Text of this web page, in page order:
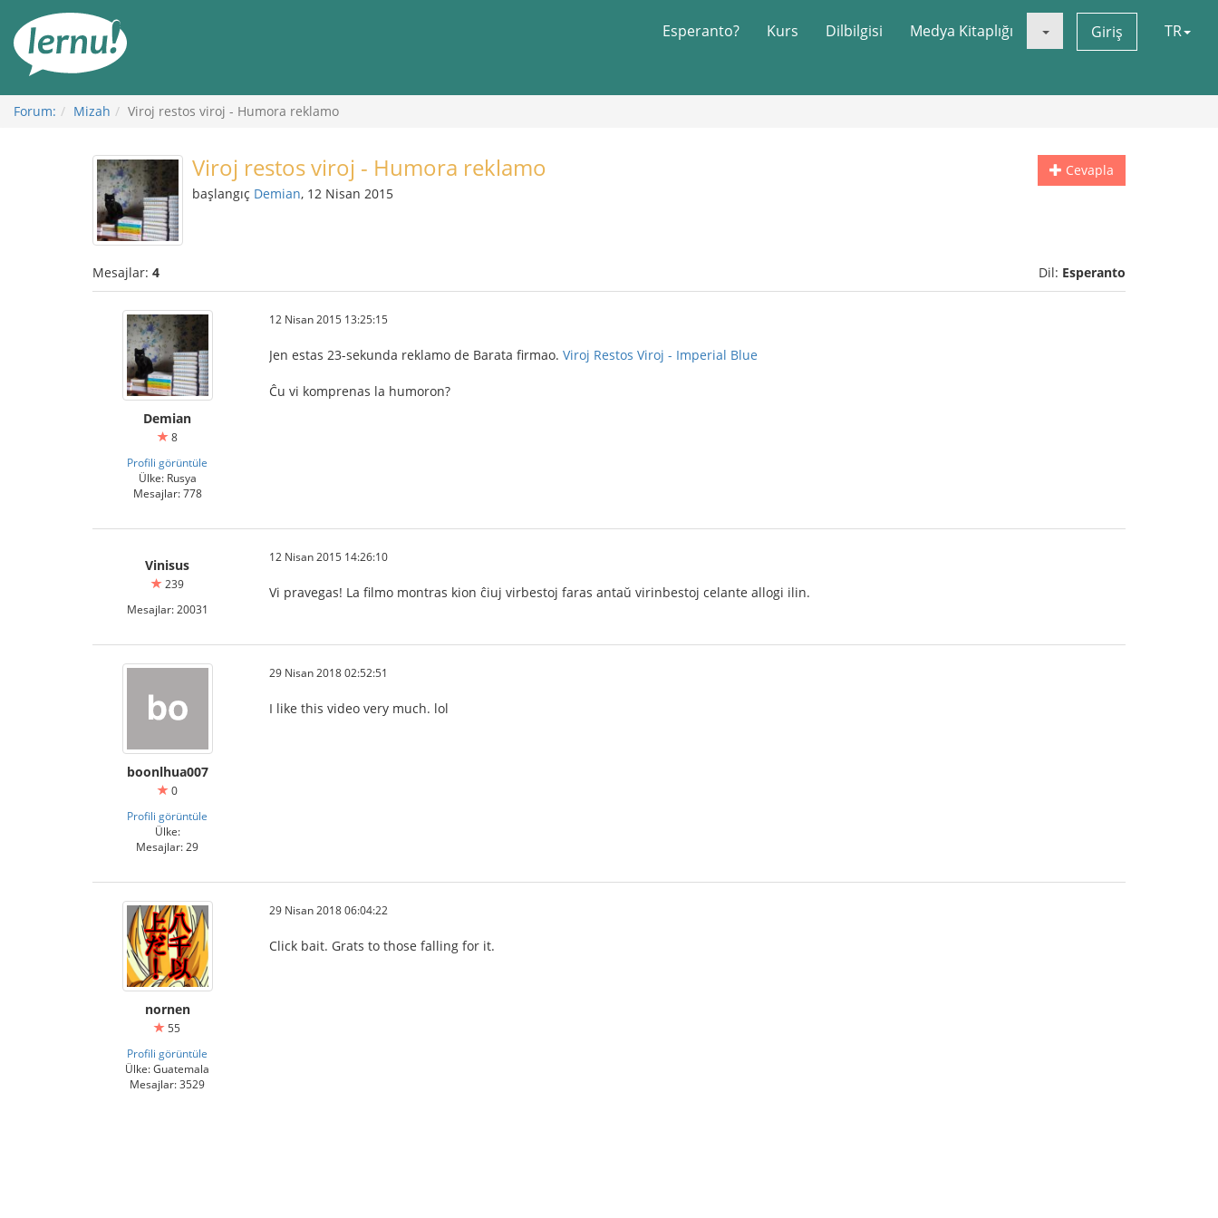
Görüntüleme
Esperanto? Kurs Dilbilgisi Medya Kitaplığı Giriş TR
Forum: Mizah Viroj restos viroj - Humora reklamo
Cevapla
Viroj restos viroj - Humora reklamo
başlangıç Demian, 12 Nisan 2015
Mesajlar: 4 Dil: Esperanto
Demian
8
Profili görüntüle
Ülke: Rusya
Mesajlar: 778
12 Nisan 2015 13:25:15
Jen estas 23-sekunda reklamo de Barata firmao. Viroj Restos Viroj - Imperial Blue
Ĉu vi komprenas la humoron?
Vinisus
239
Mesajlar: 20031
12 Nisan 2015 14:26:10
Vi pravegas! La filmo montras kion ĉiuj virbestoj faras antaŭ virinbestoj celante allogi ilin.
boonlhua007
0
Profili görüntüle
Ülke:
Mesajlar: 29
29 Nisan 2018 02:52:51
I like this video very much. lol
nornen
55
Profili görüntüle
Ülke: Guatemala
Mesajlar: 3529
29 Nisan 2018 06:04:22
Click bait. Grats to those falling for it.